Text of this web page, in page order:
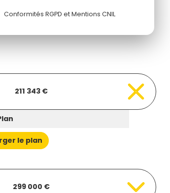
Conformités RGPD et Mentions CNIL
211 343 €
le plan
299 000 €